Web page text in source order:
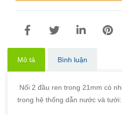
Mô tả Bình luận
Nối 2 đầu ren trong 21mm có
trong hệ thống dẫn nước và tưới: